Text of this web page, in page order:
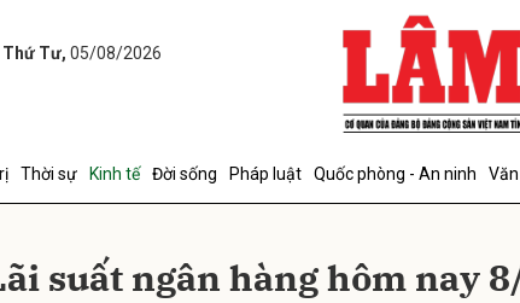
Thứ Tư, 05/08/2026
Thời sự Kinh tế Đời sống Pháp luật Quốc phòng - An ninh
suất ngân hàng hôm nay
Gửi bình luận